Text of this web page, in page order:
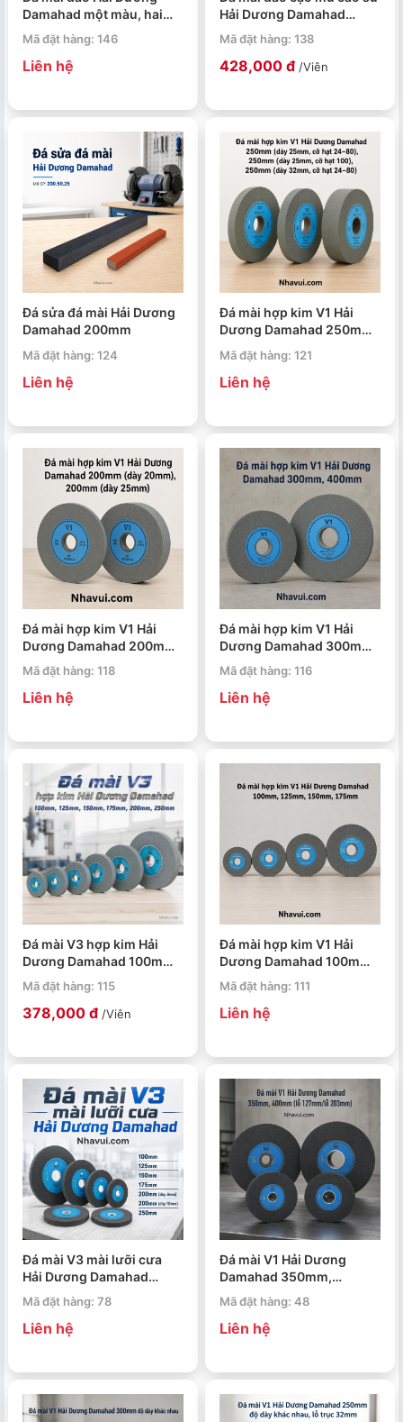
Damahad một màu, hai
màu, loại lớn
Mã đặt hàng: 146
Liên hệ
Hải Dương Damahad
150mm
Mã đặt hàng: 138
428,000 đ /Viên
Đá sửa đá mài Hải Dương
Damahad 200mm
Mã đặt hàng: 124
Liên hệ
Đá mài hợp kim V1 Hải
Dương Damahad 250mm
(dày 25mm, cỡ hạt 24–
80), 250mm (dày 25mm,
cỡ hạt 100), 250mm (dày
Mã đặt hàng: 121
Liên hệ
Đá mài hợp kim V1 Hải
Dương Damahad 200mm
(dày 20mm), 200mm (dày
25mm)
Mã đặt hàng: 118
Liên hệ
Đá mài hợp kim V1 Hải
Dương Damahad 300mm,
400mm
Mã đặt hàng: 116
Liên hệ
Đá mài V3 hợp kim Hải
Dương Damahad 100mm,
125mm, 150mm, 175mm,
200mm, 250mm
Mã đặt hàng: 115
378,000 đ /Viên
Đá mài hợp kim V1 Hải
Dương Damahad 100mm,
125mm, 150mm, 175mm
Mã đặt hàng: 111
Liên hệ
Đá mài V3 mài lưỡi cưa
Hải Dương Damahad
100mm, 125mm, 150mm,
175mm, 200mm (dày
8mm), 200mm (dày
Mã đặt hàng: 78
Liên hệ
Đá mài V1 Hải Dương
Damahad 350mm,
400mm (lỗ 127mm),
400mm (lỗ 203mm)
Mã đặt hàng: 48
Liên hệ